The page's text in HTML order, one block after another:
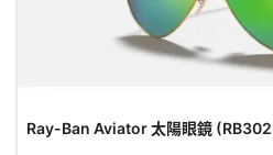
Ray-Ban Aviator 太陽眼鏡